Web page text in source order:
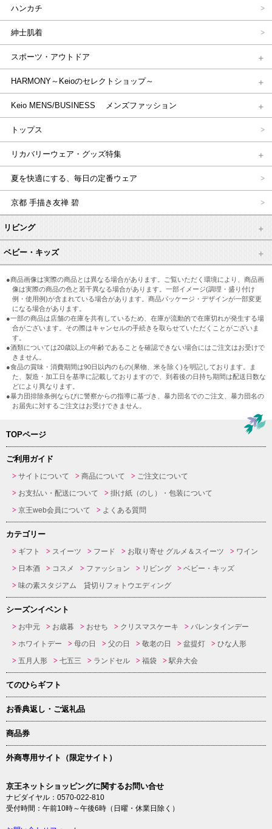
ハンカチ
紳士肌着
スポーツ・アウトドア
HARMONY～Keioのセレクトショップ～
Keio MENS/BUSINESS メンズファッション
トップス
リカバリーウェア・グッズ特集
夏を快適にする、毎日の定番ウェア
京都 手描き友禅 碧
リビング
ベビー・キッズ
●商品画像は実際の商品とは異なる場合があります。ご覧いただく環境により、商品画
像は実際の商品の色と若干異なる場合があります。一部イメージ(調理・盛り付け
例・使用例)が含まれている場合があります。商品パッケージ・デザインが一部変更
になる場合があります。
●一部の商品は店舗の在庫を共有しているため、在庫が流動的で在庫切れが発生する場
合がございます。その際はキャンセルの手続きを取らせていただくことがございま
す。
●酒類については20歳以上の年齢であることを確認できない場合にはご注文はお受けで
きません。
●食品の賞味・消費期間は90日以内のもの(果物、米を除く)を明記しております。ま
た、製造・加工日を基準に記載しておりますので、到着後の日持ち期間は配送日数な
どにより異なります。
●暴力団排除条例ならびに警察からの指導に基づき、暴力団名でのご注文、暴力団名の
お届先に対するご注文はお受けできません。
TOPページ
ご利用ガイド
サイトについて 商品について
ご注文について
お支払い・配送について
掛け紙（のし）・包装について
京王web会員について
よくある質問
カテゴリー
ギフト スイーツ フード お取り寄せ グルメ＆スイーツ
ワイン
日本酒
コスメ ファッション リビング
ベビー・キッズ
味の素スタジアム 貸切りフォトウエディング
シーズンイベント
お中元 お歳暮 おせち クリスマスケーキ
バレンタインデー
ホワイトデー
母の日 父の日 敬老の日 盆提灯
ひな人形
五月人形
七五三 ランドセル 福袋 駅弁大会
てのひらギフト
お香典返し・ご返礼品
商品券
外商専用サイト（限定サイト）
京王ネットショッピングに関するお問い合せ
ナビダイヤル：0570-022-810
受付時間：午前10時～午後6時（日曜・休業日除く）